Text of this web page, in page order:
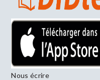
Nous écrire